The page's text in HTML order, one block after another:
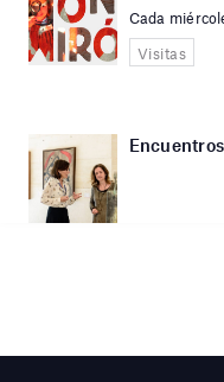
Cada
Visitas